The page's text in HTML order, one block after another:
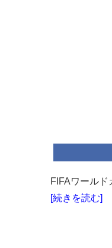
FIFAワール
[続きを読む]